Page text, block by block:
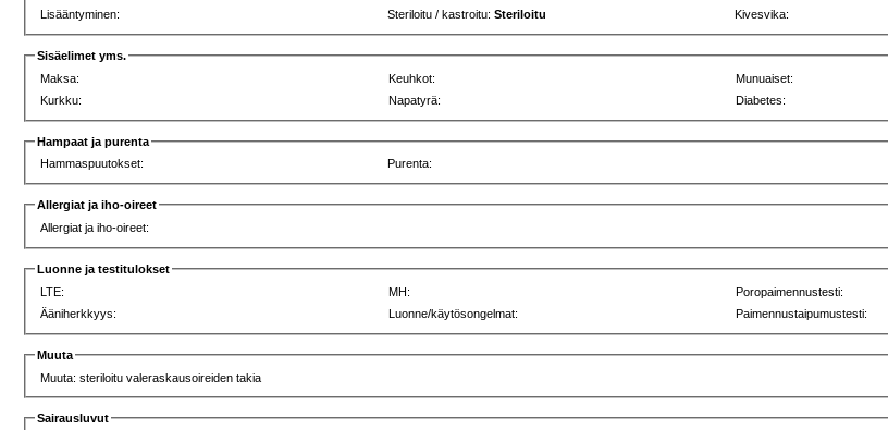
Lisääntyminen:
Steriloitu / kastroitu:Steriloitu Kivesvika:
Sisäelimet yms.
Maksa:
Keuhkot: Munuaiset:
Kurkku:
Napatyrä: Diabetes:
Hampaat ja purenta
Hammaspuutokset:
Purenta:
Allergiat ja iho-oireet
Allergiat ja iho-oireet:
Luonne ja testitulokset
LTE:
MH: Poropaimennustesti:
Ääniherkkyys:
Luonne/käytösongelmat: Paimennustaipumustesti:
Muuta
Muuta: steriloitu valeraskausoireiden takia
Sairausluvut